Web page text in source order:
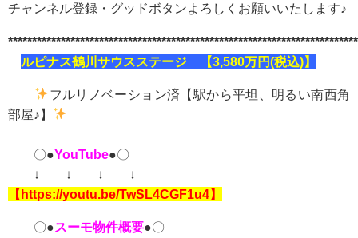
チャンネル登録・グッドボタンよろしくお願いいたします♪
ルピナス鶴川サウスステージ 【3,580万円(税込)】
フルリノベーション済【駅から平坦、明るい南西角
部屋♪】
〇●YouTube●〇
↓ ↓ ↓ ↓
【https://youtu.be/TwSL4CGF1u4】
〇●スーモ物件概要●〇